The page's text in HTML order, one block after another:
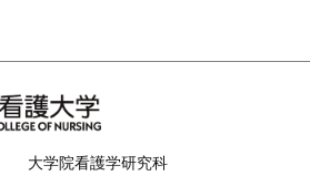
大学院看護学研究科